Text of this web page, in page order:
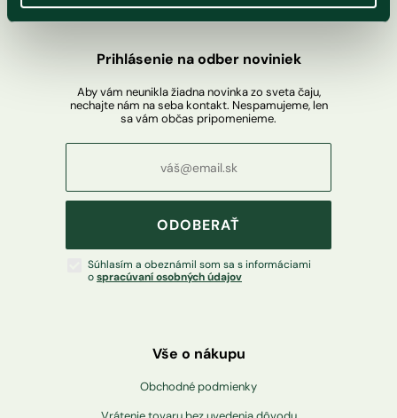
Prihlásenie na odber noviniek
Aby vám neunikla žiadna novinka zo sveta čaju,
nechajte nám na seba kontakt. Nespamujeme, len
sa vám občas pripomenieme.
ODOBERAŤ
Súhlasím a obeznámil som sa s informáciami
ospracúvaní osobných údajov
Vše o nákupu
Obchodné podmienky